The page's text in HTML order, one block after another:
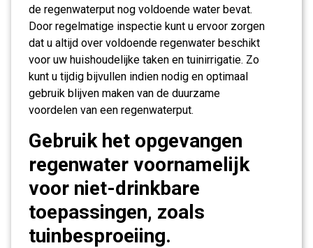
de regenwaterput nog voldoende water bevat.
Door regelmatige inspectie kunt u ervoor zorgen
dat u altijd over voldoende regenwater beschikt
voor uw huishoudelijke taken en tuinirrigatie. Zo
kunt u tijdig bijvullen indien nodig en optimaal
gebruik blijven maken van de duurzame
voordelen van een regenwaterput.
Gebruik het opgevangen
regenwater voornamelijk
voor niet-drinkbare
toepassingen, zoals
tuinbesproeiing.